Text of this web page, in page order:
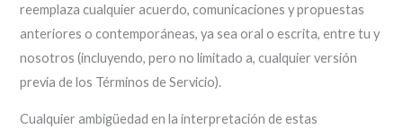
reemplaza cualquier acuerdo, comunicaciones y propuestas
anteriores o contemporáneas, ya sea oral o escrita, entre tu y
nosotros (incluyendo, pero no limitado a, cualquier versión
previa de los Términos de Servicio).
Cualquier ambigüedad en la interpretación de estas